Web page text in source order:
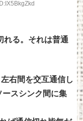
れる。それは普通
右間を交互通信し
スシンク間に集